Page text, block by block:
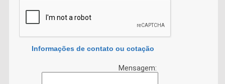
Informações de contato ou cotação
Mensagem: